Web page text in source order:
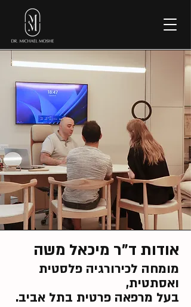
אודות ד"ר מיכאל משה
מומחה לכירורגיה פלסטית
ואסתטית,
בעל מרפאה פרטית בתל אביב.